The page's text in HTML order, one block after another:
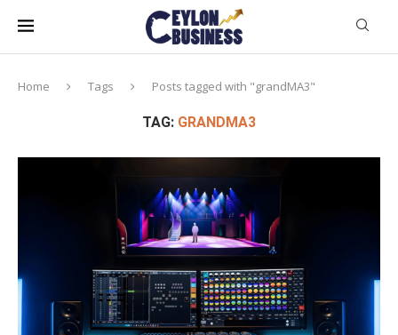
Home Tags Posts tagged with "grandMA3"
TAG: GRANDMA3